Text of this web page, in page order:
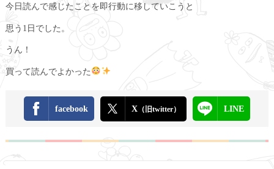
今日読んで感じたことを即行動に移していこうと
思う1日でした。
うん！
買って読んでよかった
facebook X（旧twitter） LINE